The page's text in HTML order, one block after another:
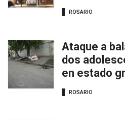
ROSARIO
Ataque a
dos
en estado
ROSARIO